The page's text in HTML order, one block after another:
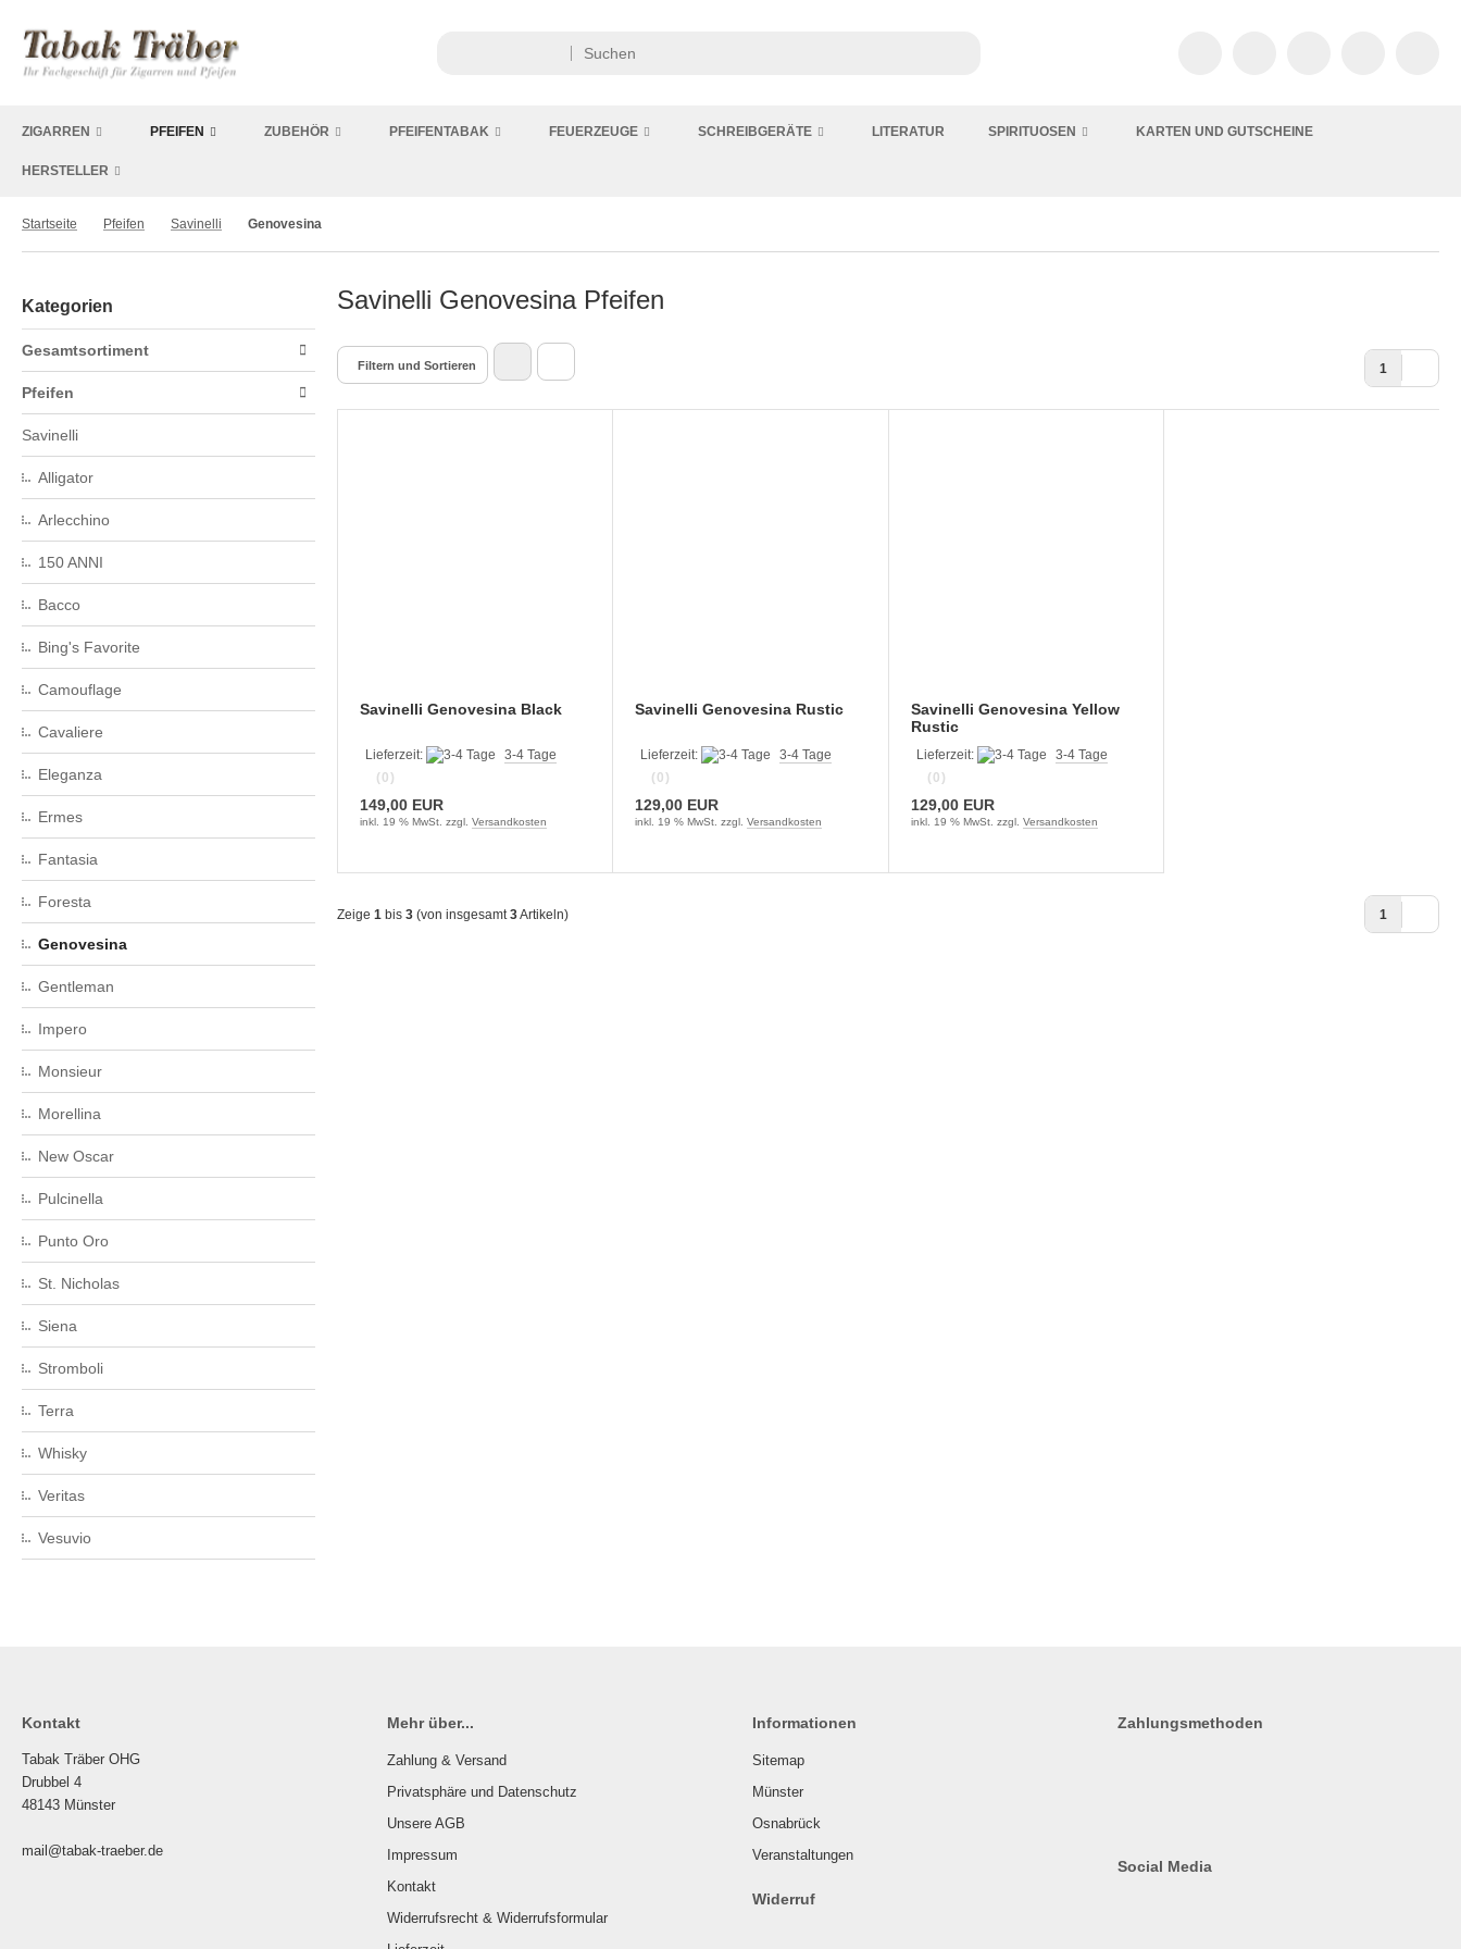
ZIGARREN PFEIFEN ZUBEHÖR PFEIFENTABAK FEUERZEUGE SCHREIBGERÄTE LITERATUR SPIRITUOSEN KARTEN UND GUTSCHEINE
HERSTELLER
Startseite Pfeifen Savinelli Genovesina
Kategorien
Gesamtsortiment
Pfeifen
Savinelli
Alligator
Arlecchino
150 ANNI
Bacco
Bing's Favorite
Camouflage
Cavaliere
Eleganza
Ermes
Fantasia
Foresta
Genovesina
Gentleman
Impero
Monsieur
Morellina
New Oscar
Pulcinella
Punto Oro
St. Nicholas
Siena
Stromboli
Terra
Whisky
Veritas
Vesuvio
Savinelli Genovesina Pfeifen
Filtern und Sortieren 1
Savinelli Genovesina Black
Lieferzeit:
3-4 Tage
(0)
149,00 EUR
inkl. 19 % MwSt. zzgl. Versandkosten
Savinelli Genovesina Rustic
Lieferzeit:
3-4 Tage
(0)
129,00 EUR
inkl. 19 % MwSt. zzgl.Versandkosten
Savinelli Genovesina Yellow
Rustic
Lieferzeit:
3-4 Tage
(0)
129,00 EUR
inkl. 19 % MwSt. zzgl. Versandkosten
Zeige 1 bis 3 (von insgesamt 3Artikeln) 1
Kontakt
Tabak Träber OHG
Drubbel 4
48143 Münster
mail@tabak-traeber.de
Mehr über...
Zahlung & Versand
Privatsphäre und Datenschutz
Unsere AGB
Impressum
Kontakt
Widerrufsrecht & Widerrufsformular
Informationen
Sitemap
Münster
Osnabrück
Veranstaltungen
Widerruf
Zahlungsmethoden
Social Media